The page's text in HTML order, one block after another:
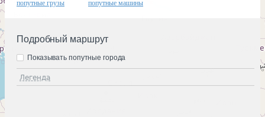
попутные грузы попутные машины
Подробный маршрут
Легенда
Показывать попутные города